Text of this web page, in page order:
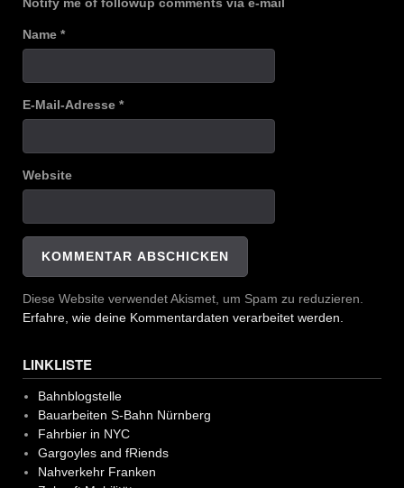
Notify me of followup comments via e-mail
Name *
E-Mail-Adresse *
Website
Diese Website verwendet Akismet, um Spam zu reduzieren.
Erfahre, wie deine Kommentardaten verarbeitet werden.
LINKLISTE
Bahnblogstelle
Bauarbeiten S-Bahn Nürnberg
Fahrbier in NYC
Gargoyles and fRiends
Nahverkehr Franken